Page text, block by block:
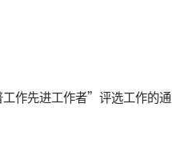
作先进工作者”评选工作的通